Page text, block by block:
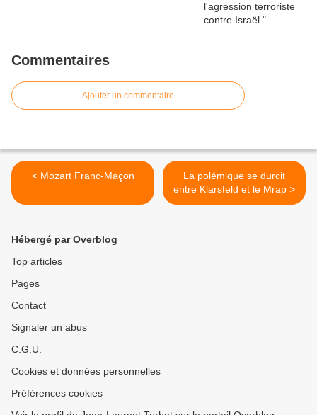
Commentaires
Ajouter un commentaire
< Mozart Franc-Maçon
La polémique se durcit
entre Klarsfeld et le Mrap >
Hébergé par Overblog
Top articles
Pages
Contact
Signaler un abus
C.G.U.
Cookies et données personnelles
Préférences cookies